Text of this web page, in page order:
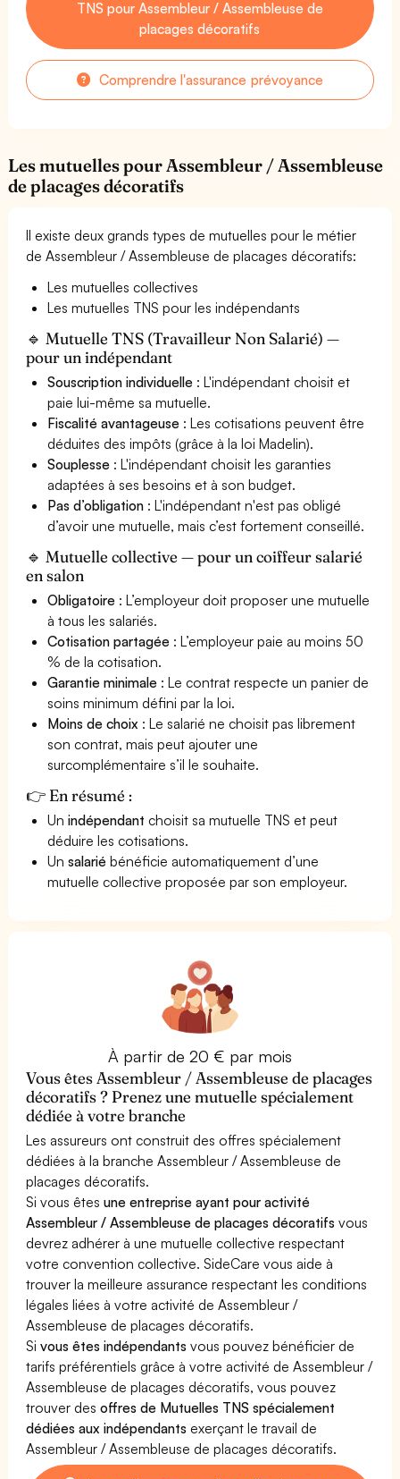
TNS pour Assembleur / Assembleuse de
placages décoratifs
Comprendre l'assurance prévoyance
Les mutuelles pour Assembleur / Assembleuse
de placages décoratifs
Il existe deux grands types de mutuelles pour le métier
de Assembleur / Assembleuse de placages décoratifs:
Les mutuelles collectives
Les mutuelles TNS pour les indépendants
🔹 Mutuelle TNS (Travailleur Non Salarié) —
pour un indépendant
Souscription individuelle : L'indépendant choisit et
paie lui-même sa mutuelle.
Fiscalité avantageuse : Les cotisations peuvent être
déduites des impôts (grâce à la loi Madelin).
Souplesse : L'indépendant choisit les garanties
adaptées à ses besoins et à son budget.
Pas d’obligation : L'indépendant n'est pas obligé
d’avoir une mutuelle, mais c’est fortement conseillé.
🔹 Mutuelle collective — pour un coiffeur salarié
en salon
Obligatoire : L’employeur doit proposer une mutuelle
à tous les salariés.
Cotisation partagée : L’employeur paie au moins 50
% de la cotisation.
Garantie minimale : Le contrat respecte un panier de
soins minimum défini par la loi.
Moins de choix : Le salarié ne choisit pas librement
son contrat, mais peut ajouter une
surcomplémentaire s’il le souhaite.
👉 En résumé :
Unindépendant choisit sa mutuelle TNS et peut
déduire les cotisations.
Unsalarié bénéficie automatiquement d’une
mutuelle collective proposée par son employeur.
À partir de 20 € par mois
Vous êtes Assembleur / Assembleuse de placages
décoratifs ? Prenez une mutuelle spécialement
dédiée à votre branche
Les assureurs ont construit des offres spécialement
dédiées à la branche Assembleur / Assembleuse de
placages décoratifs.
Si vous êtesune entreprise ayant pour activité
Assembleur / Assembleuse de placages décoratifs vous
devrez adhérer à une mutuelle collective respectant
votre convention collective. SideCare vous aide à
trouver la meilleure assurance respectant les conditions
légales liées à votre activité de Assembleur /
Assembleuse de placages décoratifs.
Sivous êtes indépendants vous pouvez bénéficier de
tarifs préférentiels grâce à votre activité de Assembleur /
Assembleuse de placages décoratifs, vous pouvez
trouver desoffres de Mutuelles TNS spécialement
dédiées aux indépendants exerçant le travail de
Assembleur / Assembleuse de placages décoratifs.